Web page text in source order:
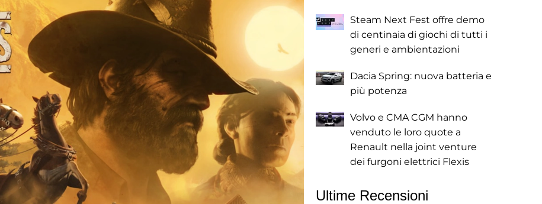
Steam Next Fest offre demo
di centinaia di giochi di tutti i
generi e ambientazioni
Dacia Spring: nuova batteria e
più potenza
Volvo e CMA CGM hanno
venduto le loro quote a
Renault nella joint venture
dei furgoni elettrici Flexis
Ultime Recensioni